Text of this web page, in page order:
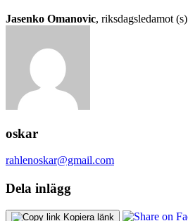
Jasenko Omanovic, riksdagsledamot (s)
oskar
rahlenoskar@gmail.com
Dela inlägg
Kopiera länk